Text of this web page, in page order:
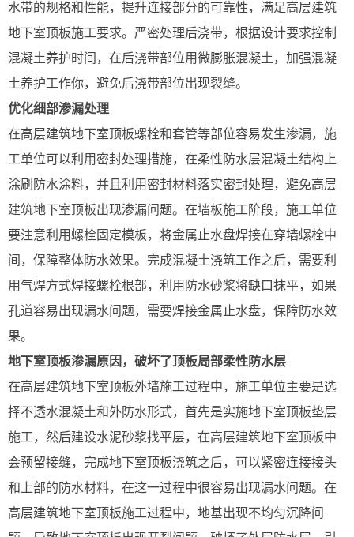
水带的规格和性能，提升连接部分的可靠性，满足高层建筑
地下室顶板施工要求。严密处理后浇带，根据设计要求控制
混凝土养护时间，在后浇带部位用微膨胀混凝土，加强混凝
土养护工作你，避免后浇带部位出现裂缝。
优化细部渗漏处理
在高层建筑地下室顶板螺栓和套管等部位容易发生渗漏，施
工单位可以利用密封处理措施，在柔性防水层混凝土结构上
涂刷防水涂料，并且利用密封材料落实密封处理，避免高层
建筑地下室顶板出现渗漏问题。在墙板施工阶段，施工单位
要注意利用螺栓固定模板，将金属止水盘焊接在穿墙螺栓中
间，保障整体防水效果。完成混凝土浇筑工作之后，需要利
用气焊方式焊接螺栓根部，利用防水砂浆将缺口抹平，如果
孔道容易出现漏水问题，需要焊接金属止水盘，保障防水效
果。
地下室顶板渗漏原因，破坏了顶板局部柔性防水层
在高层建筑地下室顶板外墙施工过程中，施工单位主要是选
择不透水混凝土和外防水形式，首先是实施地下室顶板垫层
施工，然后建设水泥砂浆找平层，在高层建筑地下室顶板中
会预留接缝，完成地下室顶板浇筑之后，可以紧密连接接头
和上部的防水材料，在这一过程中很容易出现漏水问题。在
高层建筑地下室顶板施工过程中，地基出现不均匀沉降问